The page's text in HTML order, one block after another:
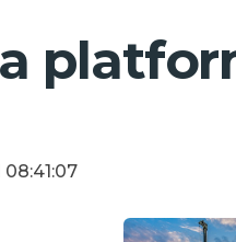
08:41:07